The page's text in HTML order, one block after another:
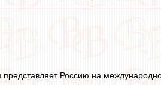
представляет Россию на